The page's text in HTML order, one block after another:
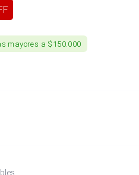
mayores a $150.000